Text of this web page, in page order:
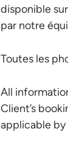
disponible
par notre
Toutes les
All
Client’s
applicable by